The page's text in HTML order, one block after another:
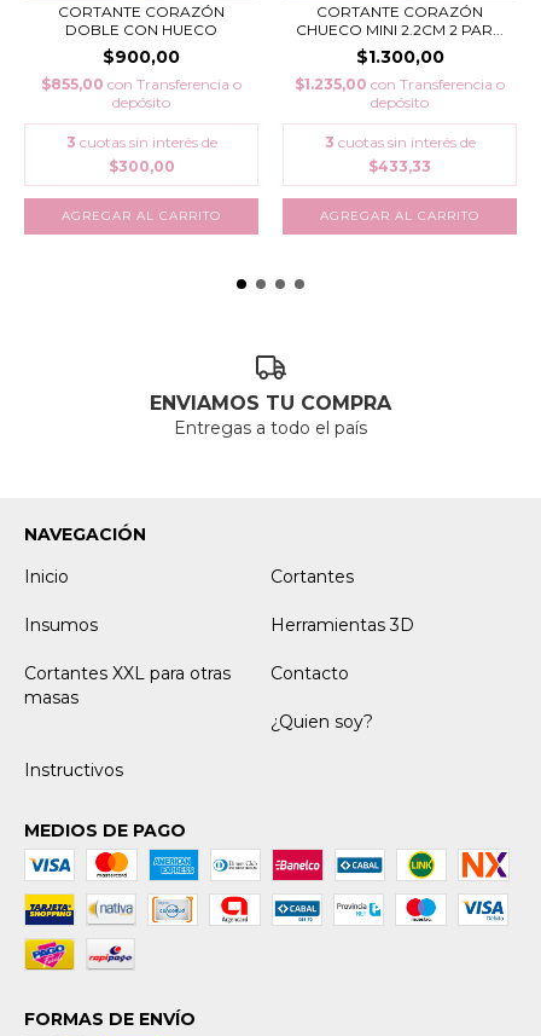
CORTANTE CORAZÓN
DOBLE CON HUECO
$900,00
$855,00 con Transferencia o
depósito
3 cuotas sin interés de
$300,00
CORTANTE CORAZÓN
CHUECO MINI 2.2CM 2 PAR...
$1.300,00
$1.235,00 con Transferencia o
depósito
3 cuotas sin interés de
$433,33
ENVIAMOS TU COMPRA
Entregas a todo el país
NAVEGACIÓN
Inicio
Cortantes
Insumos Herramientas 3D
Cortantes XXL para otras
masas
Contacto
¿Quien soy?
Instructivos
MEDIOS DE PAGO
FORMAS DE ENVÍO